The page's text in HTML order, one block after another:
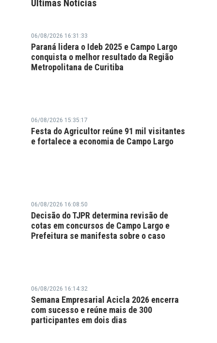
Últimas Notícias
06/08/2026 16:31:33
Paraná lidera o Ideb 2025 e Campo Largo
conquista o melhor resultado da Região
Metropolitana de Curitiba
06/08/2026 15:35:17
Festa do Agricultor reúne 91 mil visitantes
e fortalece a economia de Campo Largo
06/08/2026 16:08:50
Decisão do TJPR determina revisão de
cotas em concursos de Campo Largo e
Prefeitura se manifesta sobre o caso
06/08/2026 16:14:32
Semana Empresarial Acicla 2026 encerra
com sucesso e reúne mais de 300
participantes em dois dias